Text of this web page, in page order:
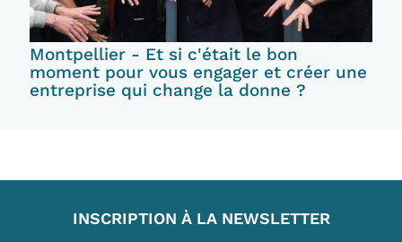
Montpellier - Et si c'était le bon
moment pour vous engager et créer une
entreprise qui change la donne ?
INSCRIPTION À LA NEWSLETTER